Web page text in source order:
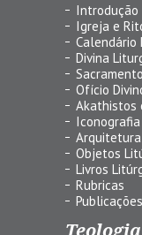
Introdução
Igreja e
Calendário
Divina
Ofício
Akathistos
Iconografia
Objetos
Livros
Rubricas
Publicações
Teologia